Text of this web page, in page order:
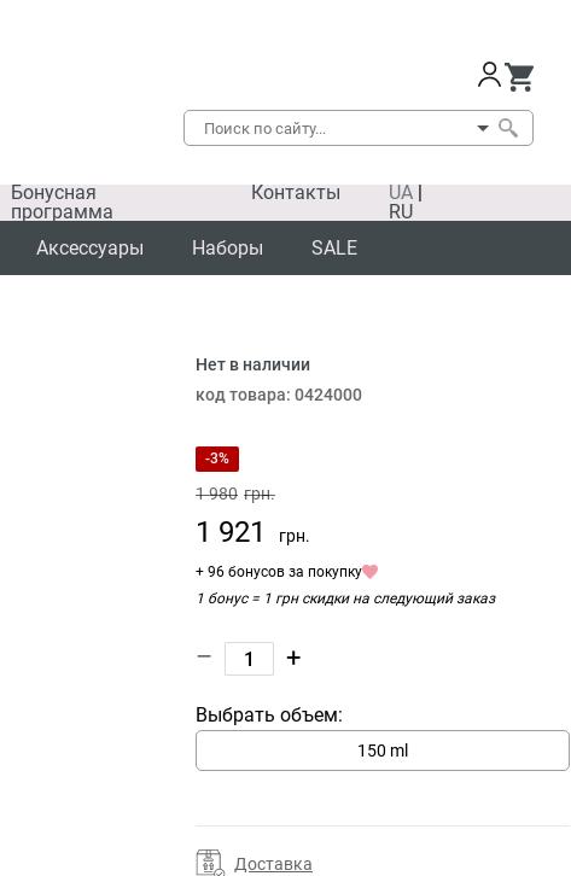
Бонусная
программа
Контакты UA |
RU
Аксессуары Наборы SALE
Нет в наличии
код товара: 0424000
-3%
1 980 грн.
1 921 грн.
+ 96 бонусов за покупку
1 бонус = 1 грн скидки на следующий заказ
– +
Выбрать объем:
150 ml
Доставка